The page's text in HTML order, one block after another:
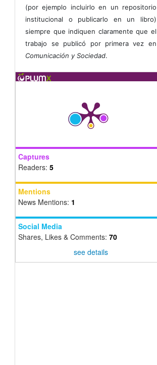
(por ejemplo incluirlo en un repositorio
institucional o publicarlo en un libro)
siempre que indiquen claramente que el
trabajo se publicó por primera vez en
Comunicación y Sociedad.
Captures
Readers: 5
Mentions
News Mentions: 1
Social Media
Shares, Likes & Comments: 70
see details